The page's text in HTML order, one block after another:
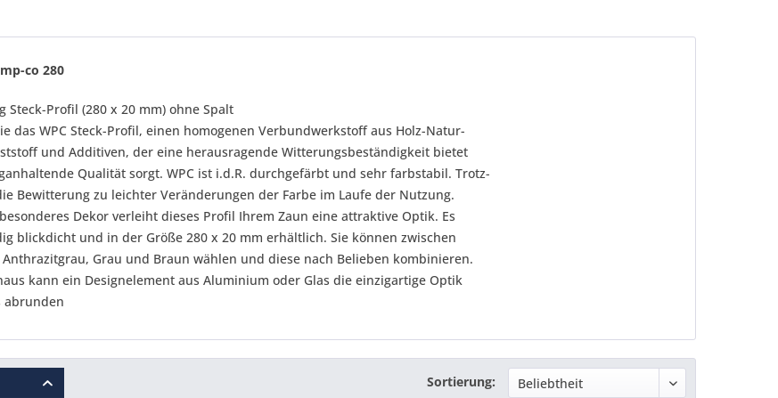
co 280
Steck-Profil (280 x 20 mm) ohne Spalt
das WPC Steck-Profil, einen homogenen Verbundwerkstoff aus Holz-Natur-
und Additiven, der eine herausragende Witterungsbeständigkeit bietet
Qualität sorgt. WPC ist i.d.R. durchgefärbt und sehr farbstabil. Trotz-
Bewitterung zu leichter Veränderungen der Farbe im Laufe der Nutzung.
Dekor verleiht dieses Profil Ihrem Zaun eine attraktive Optik. Es
blickdicht und in der Größe 280 x 20 mm erhältlich. Sie können zwischen
Grau und Braun wählen und diese nach Belieben kombinieren.
kann ein Designelement aus Aluminium oder Glas die einzigartige Optik
abrunden
Sortierung: